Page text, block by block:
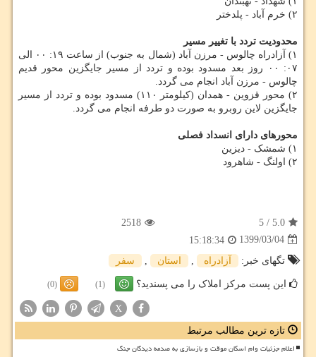
۲) خرم آباد - پلدختر
محدودیت تردد با تغییر مسیر
۱) آزادراه چالوس - مرزن آباد (شمال به جنوب) از ساعت ۱۹: ۰۰ الی
۰۷: ۰۰ روز بعد مسدود بوده و تردد از مسیر جایگزین محور قدیم
چالوس - مرزن آباد انجام می گردد.
۲) محور قزوین - همدان (کیلومتر ۱۱۰) مسدود بوده و تردد از مسیر
جایگزین لاین روبرو به صورت دو طرفه انجام می گردد.
محورهای دارای انسداد فصلی
۱) شمشک - دیزین
۲) اولنگ - شاهرود
5.0
/
5
2518
1399/03/04
15:18:34
تگهای خبر:
آزادراه , استان , سفر
این پست مرکز املاک را می پسندید؟ (1)
(0)
X
تازه ترین مطالب مرتبط
اعلام جزئیات وام اسکان موقت و بازسازی به صدمه دیدگان جنگ